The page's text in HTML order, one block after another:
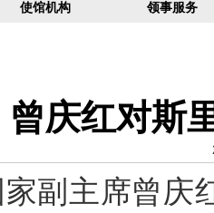
使馆机构 领事服务
曾庆红对斯
主席曾庆红